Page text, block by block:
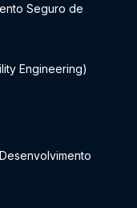
Seguro de
Engineering)
Desenvolvimento